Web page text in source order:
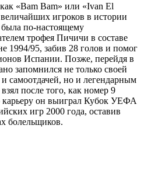
«Bam Bam» или «Ivan El
игроков в истории
по-настоящему
трофея Пичичи в составе
1994/95, забив 28 голов и помог
Испании. Позже, перейдя в
запомнился не только своей
самоотдачей, но и легендарным
после того, как номер 9
карьеру он выиграл Кубок УЕФА
игр 2000 года, оставив
болельщиков.